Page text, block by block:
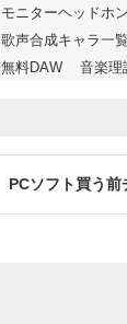
モニターヘッドホン
歌声合成キャラ一覧
無料DAW
音楽理
PCソフト買う前